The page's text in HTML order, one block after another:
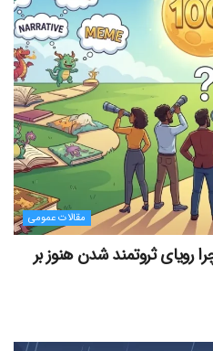
مقالات عمومی
چرا رویای ثروتمند شدن هنوز بر